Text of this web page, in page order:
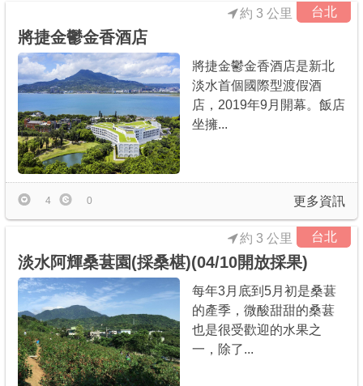
台北
約 3 公里
將捷金鬱金香酒店
將捷金鬱金香酒店是新北
淡水首個國際型渡假酒
店，2019年9月開幕。飯店
坐擁...
更多資訊
4 0
台北
約 3 公里
淡水阿輝桑葚園(採桑椹)(04/10開放採果)
每年3月底到5月初是桑葚
的產季，微酸甜甜的桑葚
也是很受歡迎的水果之
一，除了...